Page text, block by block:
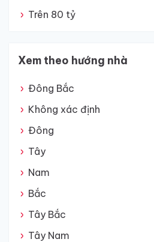
Trên 80 tỷ
Xem theo hướng nhà
Đông Bắc
Không xác định
Đông
Tây
Nam
Bắc
Tây Bắc
Tây Nam